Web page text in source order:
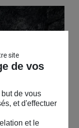
site
de vos
de vous
et d'effectuer
et le